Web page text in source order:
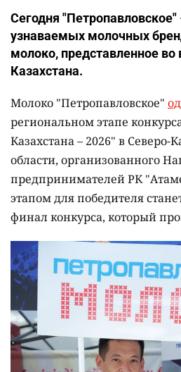
Сегодня
узнаваемых молочных
молоко, представленное во
Казахстана.
Молоко "Петропавловское"
региональном этапе
Казахстана – 2026" в Северо-
области, организованного
предпринимателей РК
этапом для победителя
финал конкурса, который